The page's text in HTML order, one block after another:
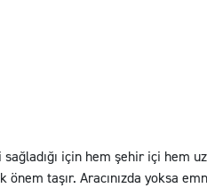
için hem şehir içi hem
taşır. Aracınızda yoksa